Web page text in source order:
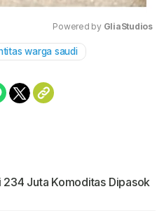
Powered by GliaStudios
warga saudi
Juta Komoditas Dipasok